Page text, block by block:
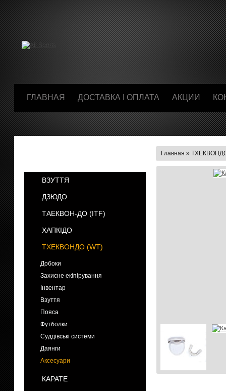
ГЛАВНАЯ ДОСТАВКА І ОПЛАТА АКЦИИ
ВЗУТТЯ
ДЗЮДО
ТАЕКВОН-ДО (ІТF)
ХАПКІДО
ТХЕКВОНДО (WT)
Добоки
Захисне екіпірування
Інвентар
Взуття
Пояса
Футболки
Суддівські системи
Даянги
Аксесуари
КАРАТЕ
Главная »